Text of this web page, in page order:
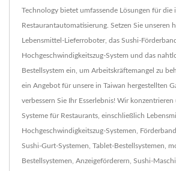
Technology bietet umfassende Lösungen für die
Restaurantautomatisierung. Setzen Sie unseren
Lebensmittel-Lieferroboter, das Sushi-
Hochgeschwindigkeitszug-System und das
Bestellsystem ein, um Arbeitskräftemangel zu
ein Angebot für unsere in Taiwan hergestellten
verbessern Sie Ihr Esserlebnis! Wir
Systeme für Restaurants, einschließlich
Hochgeschwindigkeitszug-Systemen,
Sushi-Gurt-Systemen, Tablet-Bestellsystemen,
Bestellsystemen, Anzeigeförderern, Sushi-